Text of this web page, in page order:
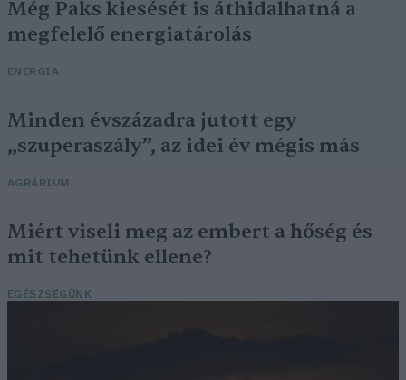
Még Paks kiesését is áthidalhatná a
megfelelő energiatárolás
ENERGIA
Minden évszázadra jutott egy
„szuperaszály”, az idei év mégis más
AGRÁRIUM
Miért viseli meg az embert a hőség és
mit tehetünk ellene?
EGÉSZSÉGÜNK